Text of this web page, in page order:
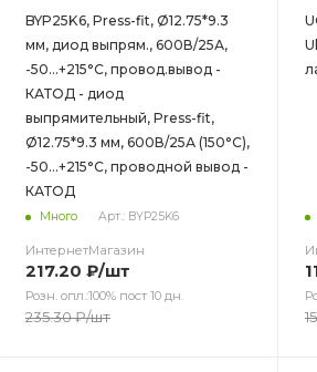
BYP25K6, Press-fit, Ø12.75*9.3
мм, диод выпрям., 600В/25А,
-50…+215°С, провод.вывод -
КАТОД - диод
выпрямительный, Press-fit,
Ø12.75*9.3 мм, 600В/25А (150°С),
-50…+215°С, проводной вывод -
КАТОД
Много Арт.: BYP25K6
ИнтернетМагазин
217.20 ₽/шт
Розн. опл.:100% пост 10 дн.
235.30₽/шт